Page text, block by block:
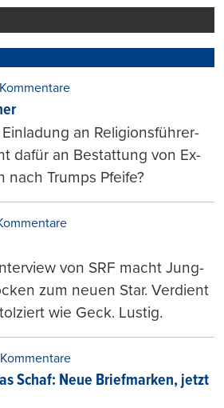
an Religionsführer-
dafür an Bestattung von Ex-
nach Trumps Pfeife?
von SRF macht Jung-
zum neuen Star. Verdient
wie Geck. Lustig.
Schaf: Neue Briefmarken, jetzt